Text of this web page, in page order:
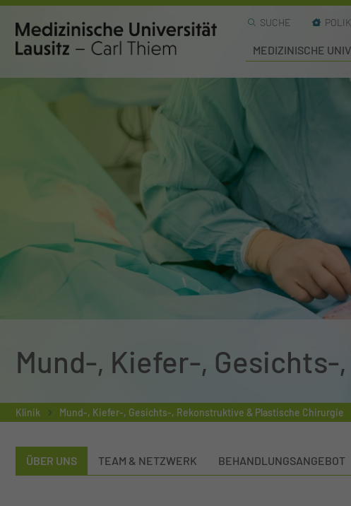
SUCHE
MEDIZINISCHE
Mund-, Kiefer-,
Klinik Mund-, Kiefer-, Gesichts-, Rekonstruktive & Plastische Chirurgie
ÜBER UNS TEAM & NETZWERK BEHANDLUNGSANGEBOT